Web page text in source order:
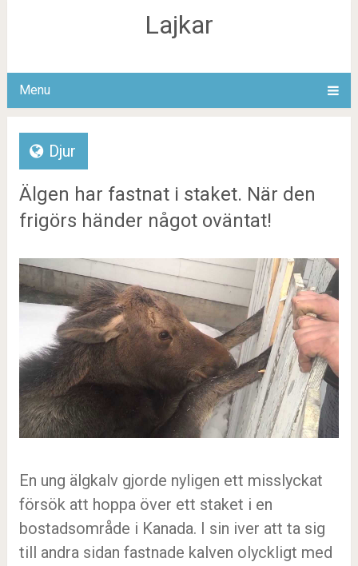
Lajkar
Menu
Djur
Älgen har fastnat i staket. När den
frigörs händer något oväntat!
En ung älgkalv gjorde nyligen ett misslyckat
försök att hoppa över ett staket i en
bostadsområde i Kanada. I sin iver att ta sig
till andra sidan fastnade kalven olyckligt med